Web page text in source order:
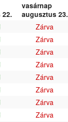
vasárnap
augusztus 23.
Zárva
Zárva
Zárva
Zárva
Zárva
Zárva
Zárva
Zárva